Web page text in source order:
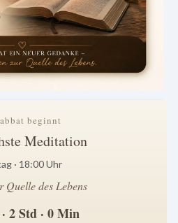
beginnt
Meditation
· 18:00 Uhr
Quelle des Lebens
2 Std · 0 Min